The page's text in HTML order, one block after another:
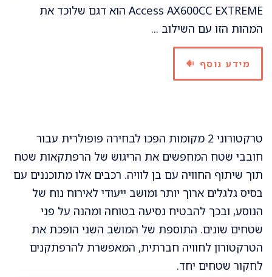
Access AX600CC EXTREME הוא דגם שלוכד את
המהות הזו עם השילוב ...
מידע נוסף
טרקטורוני 2 מקומות הפכו לבחירה פופולרית עבור
חובבי שטח המחפשים את הריגוש של הרפתקאות שטח
תוך שיתוף החוויה עם בן לוויה. רכבים אלו מתוכננים עם
בסיס גלגלים ארוך יותר ומושב ייעודי לאירוח נוח של
הנוסע, ובכך להבטיח נסיעה בטוחה ומהנה על פני
שטחים שונים. התוספת של המושב השני הופכת את
הטרקטורון לחוויה חברתית, המאפשרת להרפתקנים
לחקור שטחים יחד.